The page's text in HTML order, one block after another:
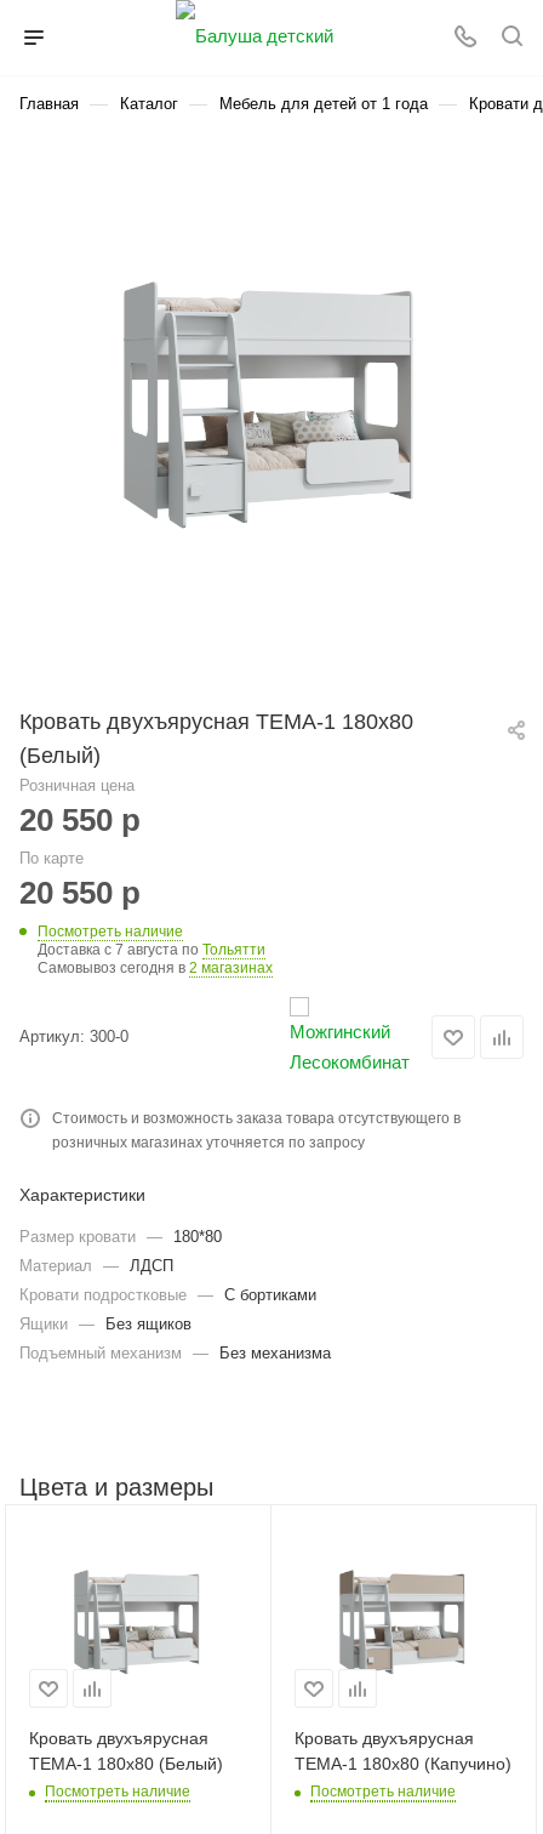
Главная — Каталог — Мебель для детей от 1 года — Кровати
Кровать двухъярусная ТЕМА-1 180х80
(Белый)
Розничная цена
20 550 р
По карте
20 550 р
Посмотреть наличие
Доставка с 7 августа по Тольятти
Самовывоз сегодня в 2 магазинах
Артикул: 300-0
Стоимость и возможность заказа товара отсутствующего в
розничных магазинах уточняется по запросу
Характеристики
Размер кровати —
180*80
Материал
— ЛДСП
Кровати подростковые — С бортиками
Ящики —
Без ящиков
Подъемный механизм
— Без механизма
Цвета и размеры
Кровать двухъярусная
ТЕМА-1 180х80 (Белый)
Посмотреть наличие
Кровать двухъярусная
ТЕМА-1 180х80 (Капучино)
Посмотреть наличие